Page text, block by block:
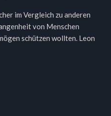
im Vergleich zu anderen
von Menschen
schützen wollten. Leon